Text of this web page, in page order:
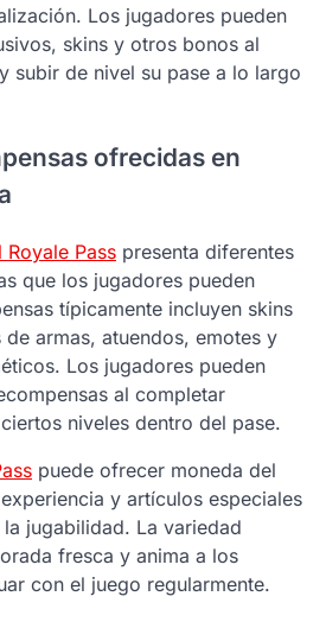
Los jugadores pueden
skins y otros bonos al
subir de nivel su pase a lo largo
ofrecidas en
Royale Pass presenta diferentes
que los jugadores pueden
típicamente incluyen skins
armas, atuendos, emotes y
Los jugadores pueden
al completar
niveles dentro del pase.
puede ofrecer moneda del
y artículos especiales
jugabilidad. La variedad
fresca y anima a los
con el juego regularmente.